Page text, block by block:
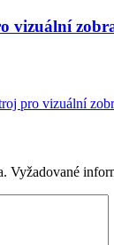
vizuální
pro vizuální
Vyžadované